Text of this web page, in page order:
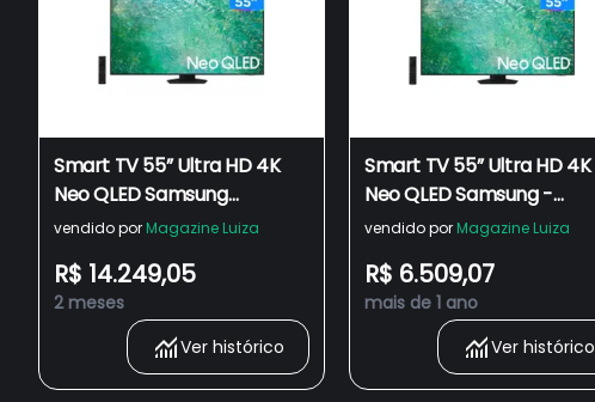
Smart TV 55” Ultra HD 4K
Neo QLED Samsung
QN55QN85
vendido por Magazine Luiza
R$ 14.249,05
2 meses
Ver histórico
Smart TV 55” Ultra HD 4K
Neo QLED Samsung -
QN55QN85CA 120Hz Wi-Fi
vendido por Magazine Luiza
R$ 6.509,07
mais de 1 ano
Ver histórico